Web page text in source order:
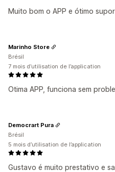
Muito bom o APP e ótimo
Otima APP, funciona sem
Marinho Store
Brésil
7 mois d’utilisation de l’application
Gustavo é muito prestativo e
Democrart Pura
Brésil
5 mois d’utilisation de l’application